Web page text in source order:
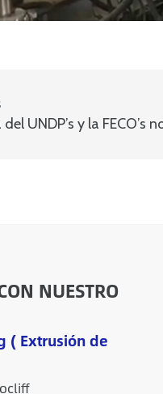
NUESTRO
( Extrusión de